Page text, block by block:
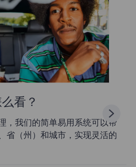
看？
，我们的简单易用系统可以帮
省（州）和城市，实现灵活的